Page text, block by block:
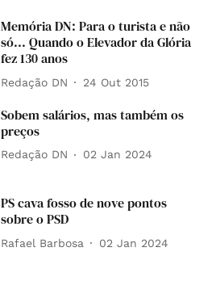
Memória DN: Para o turista e não
só... Quando o Elevador da Glória
fez 130 anos
Redação DN 24 Out 2015
Sobem salários, mas também os
preços
Redação DN 02 Jan 2024
PS cava fosso de nove pontos
sobre o PSD
Rafael Barbosa 02 Jan 2024